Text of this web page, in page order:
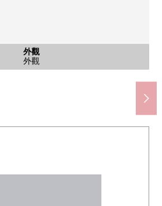
外觀
外觀
外觀
外觀
外觀
外觀
外觀
外觀
外觀
外觀
外觀
外觀
外觀
外觀
有前面道路的外觀
前面道路
有前面道路的外觀
前面道路
外觀
外觀
外觀
外觀
兒童快樂園(約330m)
步行5分鐘。
NIKKO威店(約1420m)
步行18分鐘。
五日市2丁目商店(約420m)
木上郡2丁目商店(約1030m)
步行13分鐘。
茨木郡商店(約1250m)
步行16分鐘。
品茨木上郡商店(約830m)
PLAZA茨木(約790m)
立耳朵原小學(約690m)
市立北中學(約1200m)
大阪或者醫院(約1700m)
步行22分鐘。